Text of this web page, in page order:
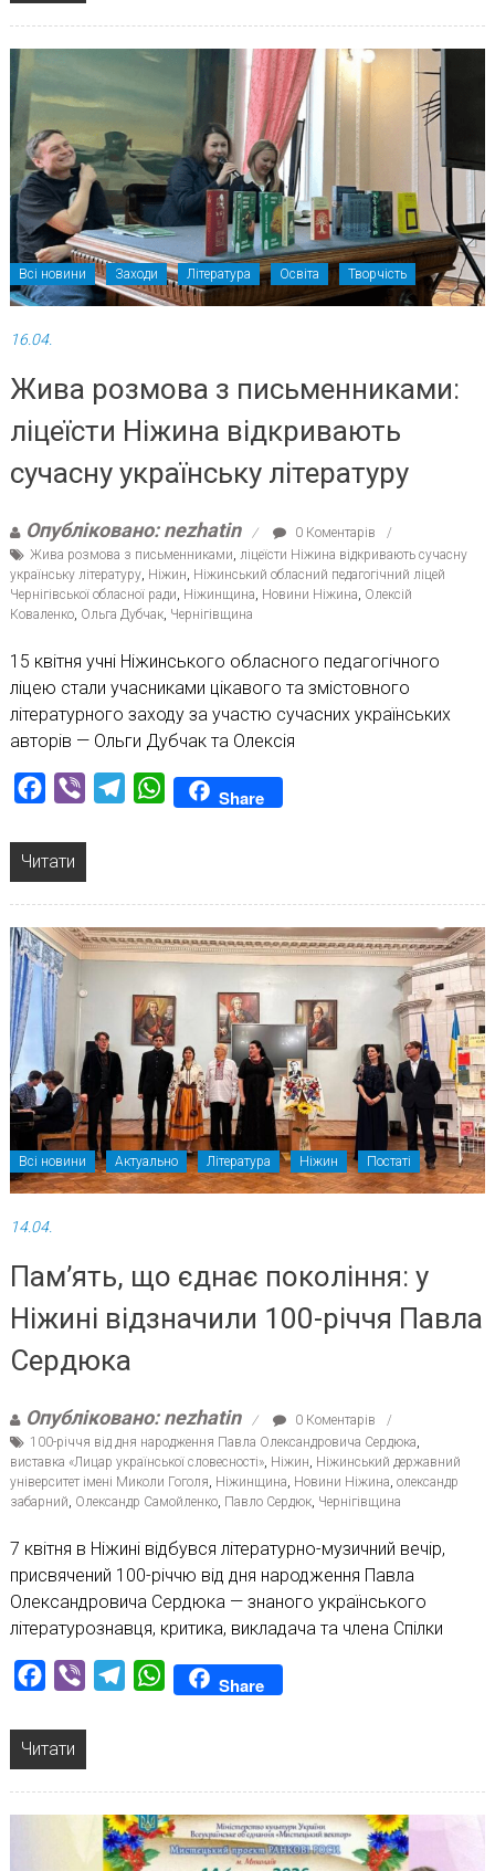
Всі новини Заходи Література Освіта Творчість
16.04.
Жива розмова з письменниками:
ліцеїсти Ніжина відкривають
сучасну українську літературу
Опубліковано: nezhatin
0 Коментарів
Жива розмова з письменниками, ліцеїсти Ніжина відкривають сучасну
українську літературу, Ніжин, Ніжинський обласний педагогічний ліцей
Чернігівської обласної ради, Ніжинщина, Новини Ніжина, Олексій
Коваленко, Ольга Дубчак, Чернігівщина
15 квітня учні Ніжинського обласного педагогічного
ліцею стали учасниками цікавого та змістовного
літературного заходу за участю сучасних українських
авторів — Ольги Дубчак та Олексія
Facebook
Viber TelegramWhatsAppShare
Читати
Всі новини Актуально Література Ніжин Постаті
14.04.
Пам’ять, що єднає покоління: у
Ніжині відзначили 100-річчя Павла
Сердюка
Опубліковано: nezhatin
0 Коментарів
100-річчя від дня народження Павла Олександровича Сердюка
виставка «Лицар української словесності», Ніжин Ніжинський державний
університет імені Миколи Гоголя Ніжинщина Новини Ніжина олександр
забарний Олександр Самойленко, Павло Сердюк, Чернігівщина
7 квітня в Ніжині відбувся літературно-музичний вечір,
присвячений 100-річчю від дня народження Павла
Олександровича Сердюка — знаного українського
літературознавця, критика, викладача та члена Спілки
Facebook
Viber TelegramWhatsAppShare
Читати